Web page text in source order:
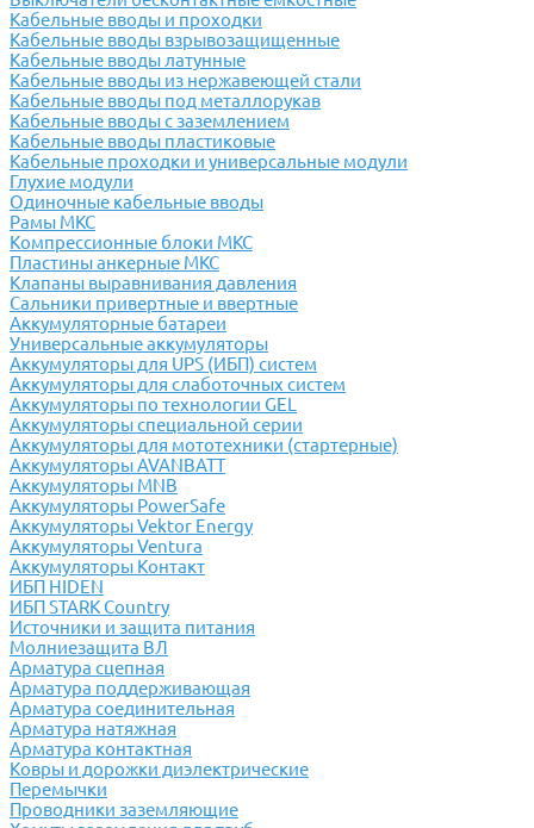
Кабельные вводы и проходки
Кабельные вводы взрывозащищенные
Кабельные вводы латунные
Кабельные вводы из нержавеющей стали
Кабельные вводы под металлорукав
Кабельные вводы с заземлением
Кабельные вводы пластиковые
Кабельные проходки и универсальные модули
Глухие модули
Одиночные кабельные вводы
Рамы МКС
Компрессионные блоки МКС
Пластины анкерные МКС
Клапаны выравнивания давления
Сальники привертные и ввертные
Аккумуляторные батареи
Универсальные аккумуляторы
Аккумуляторы для UPS (ИБП) систем
Аккумуляторы для слаботочных систем
Аккумуляторы по технологии GEL
Аккумуляторы специальной серии
Аккумуляторы для мототехники (стартерные)
Аккумуляторы AVANBATT
Аккумуляторы MNB
Аккумуляторы PowerSafe
Аккумуляторы Vektor Energy
Аккумуляторы Ventura
Аккумуляторы Контакт
ИБП HIDEN
ИБП STARK Country
Источники и защита питания
Молниезащита ВЛ
Арматура сцепная
Арматура поддерживающая
Арматура соединительная
Арматура натяжная
Арматура контактная
Ковры и дорожки диэлектрические
Перемычки
Проводники заземляющие